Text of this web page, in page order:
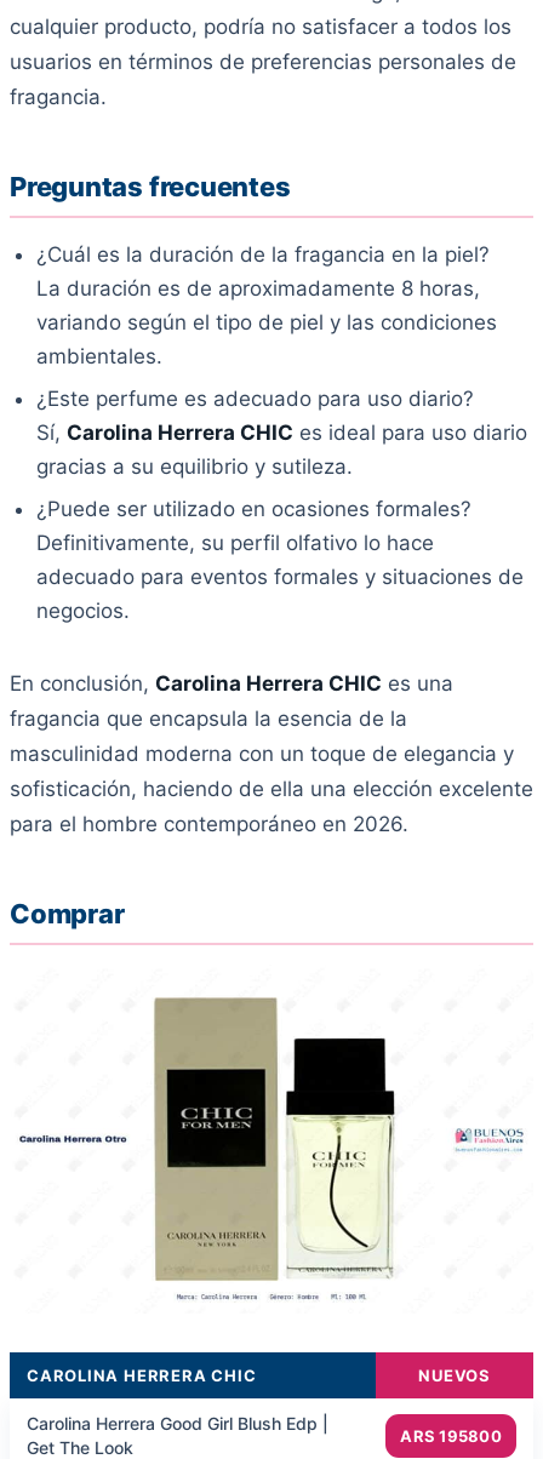
cualquier producto, podría no satisfacer a todos los
usuarios en términos de preferencias personales de
fragancia.
Preguntas frecuentes
¿Cuál es la duración de la fragancia en la piel?
La duración es de aproximadamente 8 horas,
variando según el tipo de piel y las condiciones
ambientales.
¿Este perfume es adecuado para uso diario?
Sí, Carolina Herrera CHIC es ideal para uso diario
gracias a su equilibrio y sutileza.
¿Puede ser utilizado en ocasiones formales?
Definitivamente, su perfil olfativo lo hace
adecuado para eventos formales y situaciones de
negocios.
En conclusión, Carolina Herrera CHIC es una
fragancia que encapsula la esencia de la
masculinidad moderna con un toque de elegancia y
sofisticación, haciendo de ella una elección excelente
para el hombre contemporáneo en 2026.
Comprar
CAROLINA HERRERA CHIC NUEVOS
Carolina Herrera Good Girl Blush Edp |
Get The Look
ARS 195800